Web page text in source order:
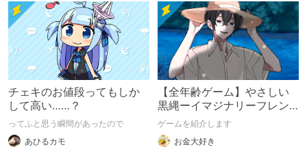
チェキのお値段ってもしか
して高い……？
ってふと思う瞬間があったので
あひるカモ
【全年齢ゲーム】やさしい
黒縄ーイマジナリーフレン
ドの「彼」と過ごすおぼん
やすみー
ゲームを紹介します
お金大好き